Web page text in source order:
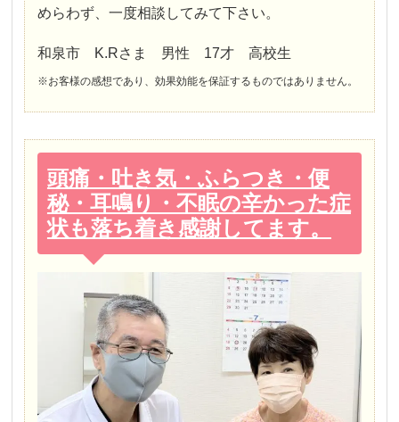
めらわず、一度相談してみて下さい。
和泉市 K.Rさま 男性 17才 高校生
※お客様の感想であり、効果効能を保証するものではありません。
頭痛・吐き気・ふらつき・便
秘・耳鳴り・不眠の辛かった症
状も落ち着き感謝してます。